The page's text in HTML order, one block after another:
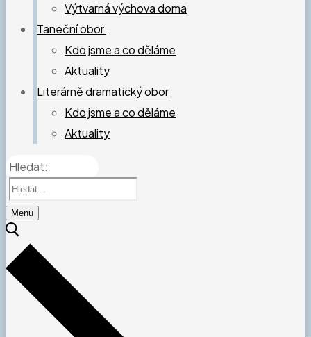
Výtvarná výchova doma
Taneční obor
Kdo jsme a co děláme
Aktuality
Literárně dramatický obor
Kdo jsme a co děláme
Aktuality
Hledat:
Menu